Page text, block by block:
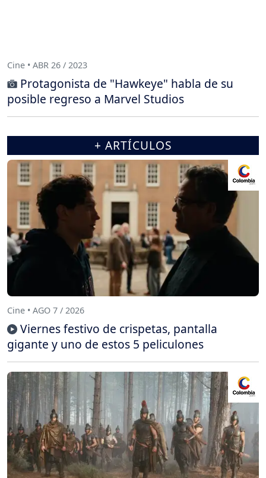
Cine • ABR 26 / 2023
Protagonista de "Hawkeye" habla de su
posible regreso a Marvel Studios
+ ARTÍCULOS
Cine • AGO 7 / 2026
Viernes festivo de crispetas, pantalla
gigante y uno de estos 5 peliculones